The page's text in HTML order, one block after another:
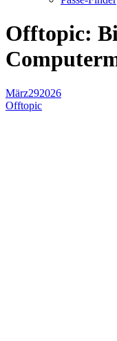
Offtopic:
März292026
Offtopic